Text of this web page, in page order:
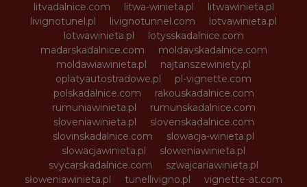
litvadalnice.com
litwa-winieta.pl
litwawinieta.pl
livignotunel.pl
livignotunnel.com
lotvawinieta.pl
lotwawinieta.pl
lotysskadalnice.com
madarskadalnice.com
moldavskadalnice.com
moldawiawinieta.pl
najtanszewiniety.pl
oplatyautostradowe.pl
pl-vignette.com
polskadalnice.com
rakouskadalnice.com
rumuniawinieta.pl
rumunskadalnice.com
sloveniawinieta.pl
slovenskadalnice.com
slovinskadalnice.com
slowacja-winieta.pl
slowacjawinieta.pl
sloweniawinieta.pl
svycarskadalnice.com
szwajcariawinieta.pl
słoweniawinieta.pl
tunellivigno.pl
vignette-at.com